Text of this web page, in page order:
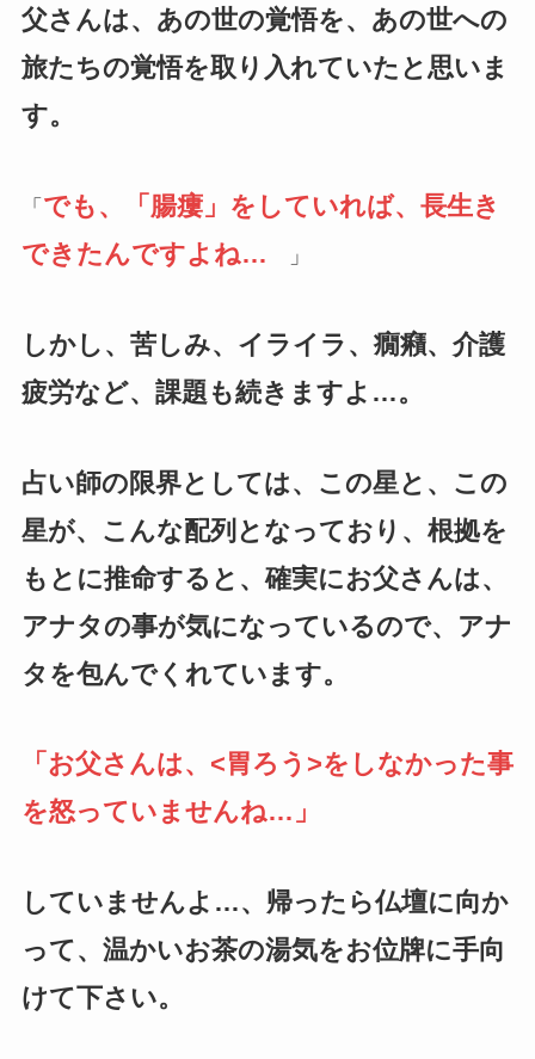
父さんは、あの世の覚悟を、あの世への
旅たちの覚悟を取り入れていたと思いま
す。
「 でも、「腸瘻」をしていれば、長生き
できたんですよね… 」
しかし、苦しみ、イライラ、癇癪、介護
疲労など、課題も続きますよ…。
占い師の限界としては、この星と、この
星が、こんな配列となっており、根拠を
もとに推命すると、確実にお父さんは、
アナタの事が気になっているので、アナ
タを包んでくれています。
「お父さんは、<胃ろう>をしなかった事
を怒っていませんね…」
していませんよ…、帰ったら仏壇に向か
って、温かいお茶の湯気をお位牌に手向
けて下さい。